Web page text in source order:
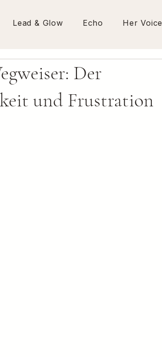
Lead & Glow Echo Her Voice
Der
und Frustration